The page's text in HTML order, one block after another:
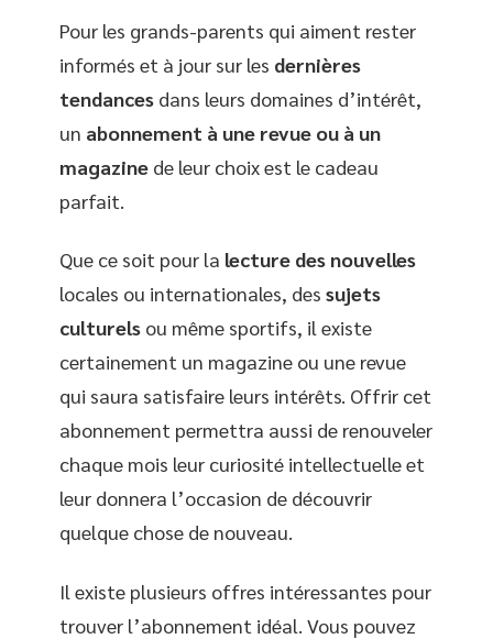
Pour les grands-parents qui aiment rester
informés et à jour sur les dernières
tendances dans leurs domaines d’intérêt,
un abonnement à une revue ou à un
magazine de leur choix est le cadeau
parfait.
Que ce soit pour la lecture des nouvelles
locales ou internationales, des sujets
culturels ou même sportifs, il existe
certainement un magazine ou une revue
qui saura satisfaire leurs intérêts. Offrir cet
abonnement permettra aussi de renouveler
chaque mois leur curiosité intellectuelle et
leur donnera l’occasion de découvrir
quelque chose de nouveau.
Il existe plusieurs offres intéressantes pour
trouver l’abonnement idéal. Vous pouvez